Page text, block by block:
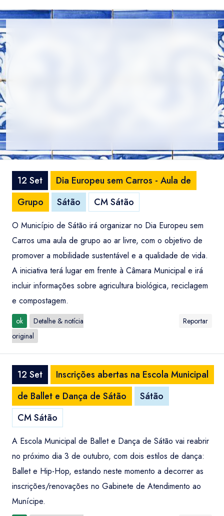
12 Set
Dia Europeu sem Carros - Aula de
Grupo
Sátão CM Sátão
O Município de Sátão irá organizar no Dia Europeu sem
Carros uma aula de grupo ao ar livre, com o objetivo de
promover a mobilidade sustentável e a qualidade de vida.
A iniciativa terá lugar em frente à Câmara Municipal e irá
incluir informações sobre agricultura biológica, reciclagem
e compostagem.
ok
Detalhe & notícia
original
Reportar
12 Set
Inscrições abertas na Escola Municipal
de Ballet e Dança de Sátão
Sátão
CM Sátão
A Escola Municipal de Ballet e Dança de Sátão vai reabrir
no próximo dia 3 de outubro, com dois estilos de dança:
Ballet e Hip-Hop, estando neste momento a decorrer as
inscrições/renovações no Gabinete de Atendimento ao
Munícipe.